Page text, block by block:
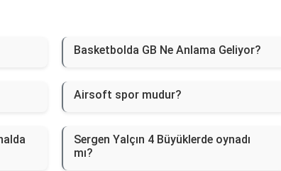
Basketbolda GB Ne Anlama Geliyor?
Airsoft spor mudur?
Sergen Yalçın 4 Büyüklerde oynadı
mı?